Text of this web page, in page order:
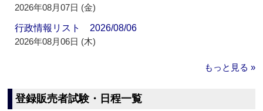
2026年08月07日 (金)
行政情報リスト 2026/08/06
2026年08月06日 (木)
もっと見る »
登録販売者試験・日程一覧